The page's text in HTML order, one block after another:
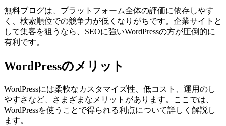
無料ブログは、プラットフォーム全体の評価に依存しやす
く、検索順位での競争力が低くなりがちです。企業サイトと
して集客を狙うなら、SEOに強いWordPressの方が圧倒的に
有利です。
WordPressのメリット
WordPressには柔軟なカスタマイズ性、低コスト、運用のし
やすさなど、さまざまなメリットがあります。ここでは、
WordPressを使うことで得られる利点について詳しく解説し
ます。